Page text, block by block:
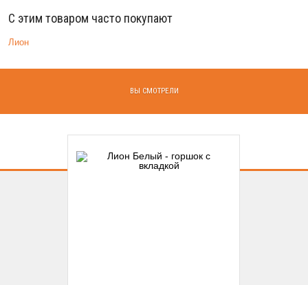
С этим товаром часто покупают
Лион
ВЫ СМОТРЕЛИ